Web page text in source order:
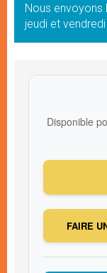
Nous envoyons
jeudi et vendredi
Disponible
FAIRE